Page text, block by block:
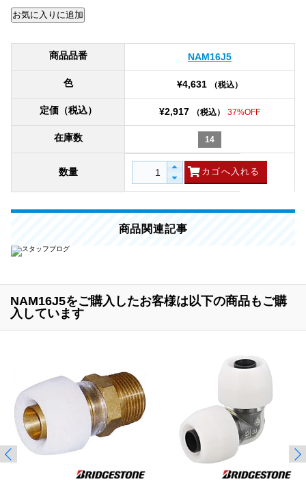
商品品番 NAM16J5
色 ¥4,631 （税込）
定価（税込） ¥2,917 （税込） 37%OFF
在庫数 14
数量
商品関連記事
NAM16J5をご購入したお客様は以下の商品もご購
入しています